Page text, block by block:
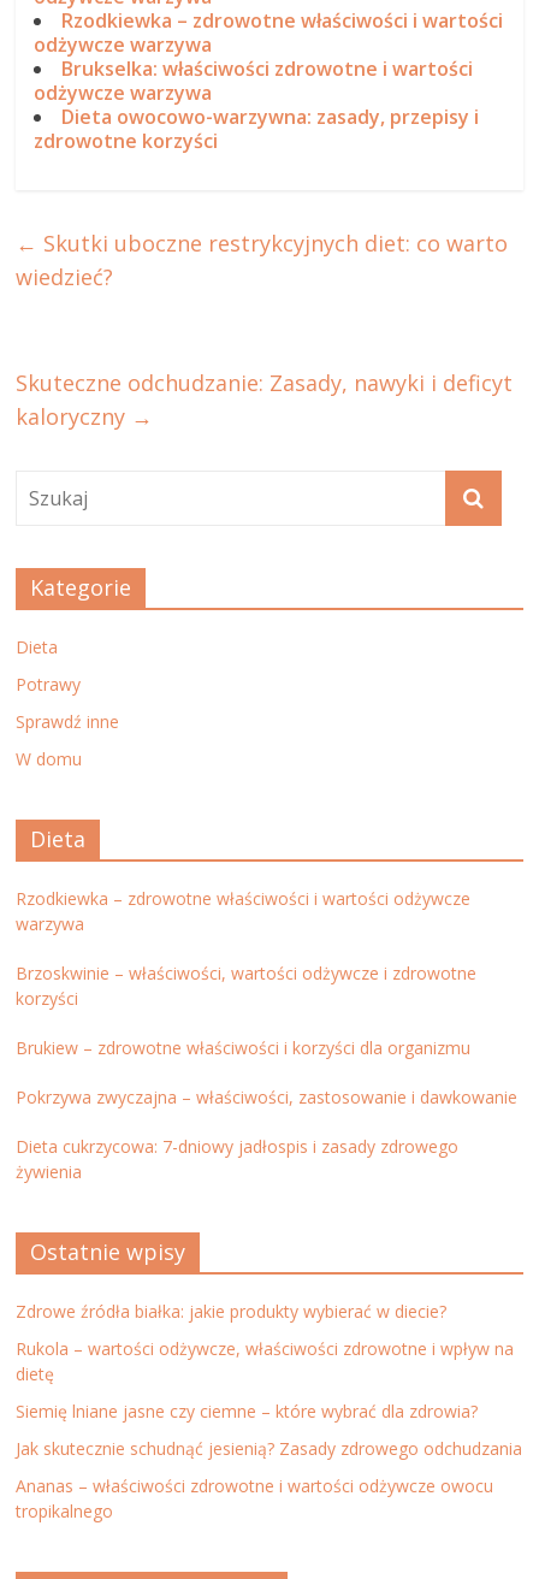
Rzodkiewka – zdrowotne właściwości i wartości
odżywcze warzywa
Brukselka: właściwości zdrowotne i wartości
odżywcze warzywa
Dieta owocowo-warzywna: zasady, przepisy i
zdrowotne korzyści
← Skutki uboczne restrykcyjnych diet: co warto
wiedzieć?
Skuteczne odchudzanie: Zasady, nawyki i deficyt
kaloryczny →
Kategorie
Dieta
Potrawy
Sprawdź inne
W domu
Dieta
Rzodkiewka – zdrowotne właściwości i wartości odżywcze
warzywa
Brzoskwinie – właściwości, wartości odżywcze i zdrowotne
korzyści
Brukiew – zdrowotne właściwości i korzyści dla organizmu
Pokrzywa zwyczajna – właściwości, zastosowanie i dawkowanie
Dieta cukrzycowa: 7-dniowy jadłospis i zasady zdrowego
żywienia
Ostatnie wpisy
Zdrowe źródła białka: jakie produkty wybierać w diecie?
Rukola – wartości odżywcze, właściwości zdrowotne i wpływ na
dietę
Siemię lniane jasne czy ciemne – które wybrać dla zdrowia?
Jak skutecznie schudnąć jesienią? Zasady zdrowego odchudzania
Ananas – właściwości zdrowotne i wartości odżywcze owocu
tropikalnego